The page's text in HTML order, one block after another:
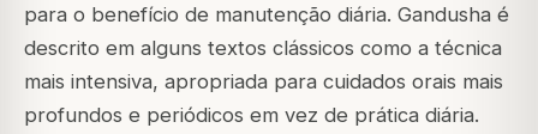
para o benefício de manutenção diária. Gandusha é
descrito em alguns textos clássicos como a técnica
mais intensiva, apropriada para cuidados orais mais
profundos e periódicos em vez de prática diária.